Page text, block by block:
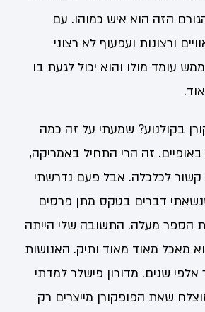
הזה הוא איש כמוהו. עם
ורצונות ועפעוף לא רצוני
עומד מולו והוא יכול לגעת בו
בקולנוע? שמעתי על זה כמה
זה הרי התחיל באמריקה,
קשור לכלכלה. אבל פעם נדרשתי
דברים בטקס מתן פרסים
הספר מעלה. התשובה שלי הייתה
מאכל מאוד מאוד ותיק. האנושות
אלפי שנים. מדורון פישלר למדתי
שאת הפופקורן מייצרים רק